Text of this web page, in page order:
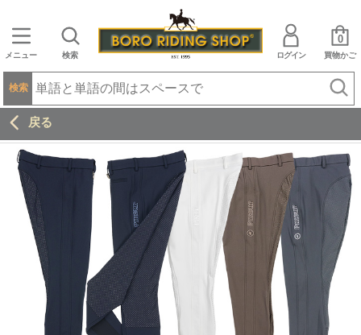
メニュー 検索 ログイン 買物かご
0
検索
戻る